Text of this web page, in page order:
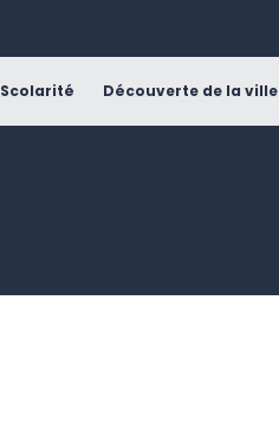
Scolarité Découverte de la ville